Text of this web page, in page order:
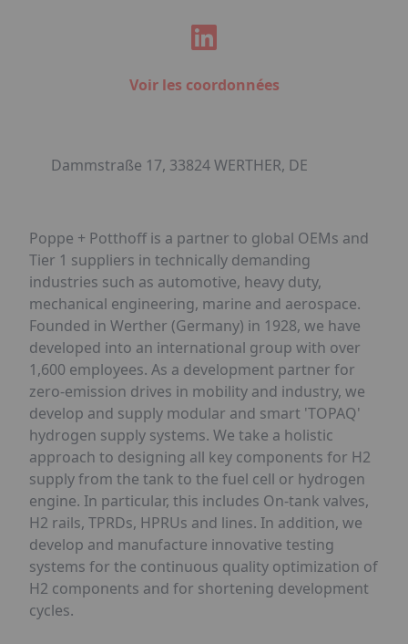
Voir les coordonnées
Dammstraße 17, 33824 WERTHER, DE
Poppe + Potthoff is a partner to global OEMs and
Tier 1 suppliers in technically demanding
industries such as automotive, heavy duty,
mechanical engineering, marine and aerospace.
Founded in Werther (Germany) in 1928, we have
developed into an international group with over
1,600 employees. As a development partner for
zero-emission drives in mobility and industry, we
develop and supply modular and smart 'TOPAQ'
hydrogen supply systems. We take a holistic
approach to designing all key components for H2
supply from the tank to the fuel cell or hydrogen
engine. In particular, this includes On-tank valves,
H2 rails, TPRDs, HPRUs and lines. In addition, we
develop and manufacture innovative testing
systems for the continuous quality optimization of
H2 components and for shortening development
cycles.